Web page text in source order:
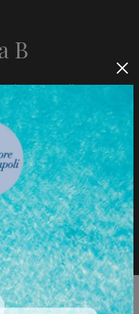
in tecnopolimero.
Catalogo
B